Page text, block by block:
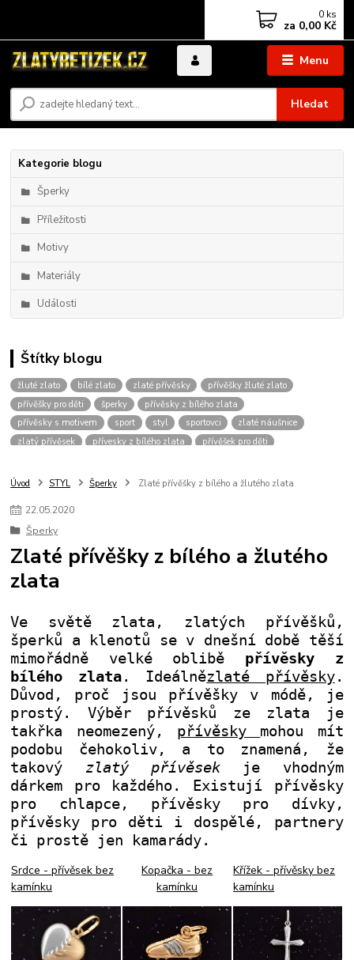
Menu
Hledat
0 ks
za 0,00 Kč
Kategorie blogu
Šperky
Příležitosti
Motivy
Materiály
Události
Štítky blogu
žluté zlato bílé zlato zlaté přívěsky
přívěšky žluté zlato
přívěšky pro děti
šperky
přívěsky z bílého zlata
přívěsky s motivem
sport styl sportovci
zlaté náušnice
zlatý přívěsek
přívesky z bílého zlata
přívěšek pro děti
přívěšky pro muže
přívěšky pro chlapce
přívěšky zvíře
pro štěstí
dvoubarevné přívěšky
přívěšky bílé zlato
přívěšek pro dítě
zlaté řetízky kombinace zlata
zirkony
fotbalový míč
Úvod STYL Šperky Zlaté přívěšky z bílého a žlutého zlata
22.05.2020
Šperky
Zlaté přívěšky z bílého a žlutého
zlata
Ve světě zlata, zlatých přívěšků,
šperků a klenotů se v dnešní době těší
mimořádně velké oblibě přívěsky z
bílého zlata. Ideálnězlaté přívěsky.
Důvod, proč jsou přívěšky v módě, je
prostý. Výběr přívěsků ze zlata je
takřka neomezený, přívěsky mohou mít
podobu čehokoliv, a to znamená, že
takový zlatý přívěsekje vhodným
dárkem pro každého. Existují přívěsky
pro chlapce, přívěsky pro dívky,
přívěsky pro děti i dospělé, partnery
či prostě jen kamarády.
Srdce - přívěsek bez
kamínku
Kopačka - bez
kamínku
Křížek - přívěsky bez
kamínku